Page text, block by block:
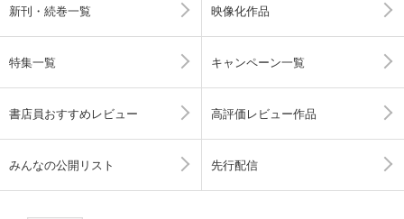
新刊・続巻一覧 映像化作品
特集一覧 キャンペーン一覧
書店員おすすめレビュー 高評価レビュー作品
みんなの公開リスト 先行配信